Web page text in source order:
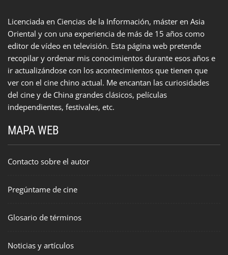
Licenciada en Ciencias de la Información, máster en Asia
Oriental y con una experiencia de más de 15 años como
editor de vídeo en televisión. Esta página web pretende
recopilar y ordenar mis conocimientos durante esos años e
ir actualizándose con los acontecimientos que tienen que
ver con el cine chino actual. Me encantan las curiosidades
del cine y de China grandes clásicos, películas
independientes, festivales, etc.
MAPA WEB
Contacto sobre el autor
Pregúntame de cine
Glosario de términos
Noticias y artículos